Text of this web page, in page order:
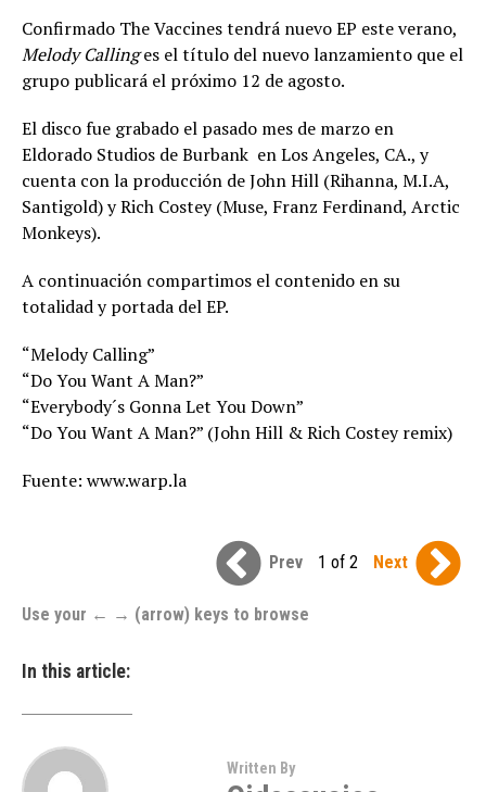
Confirmado The Vaccines tendrá nuevo EP este verano,
Melody Callinges el título del nuevo lanzamiento que el
grupo publicará el próximo 12 de agosto.
El disco fue grabado el pasado mes de marzo en
Eldorado Studios de Burbank en Los Angeles, CA., y
cuenta con la producción de John Hill (Rihanna, M.I.A,
Santigold) y Rich Costey (Muse, Franz Ferdinand, Arctic
Monkeys).
A continuación compartimos el contenido en su
totalidad y portada del EP.
“Melody Calling”
“Do You Want A Man?”
“Everybody´s Gonna Let You Down”
“Do You Want A Man?” (John Hill & Rich Costey remix)
Fuente: www.warp.la
Prev 1 of 2 Next
Use your ← → (arrow) keys to browse
In this article:
Written By